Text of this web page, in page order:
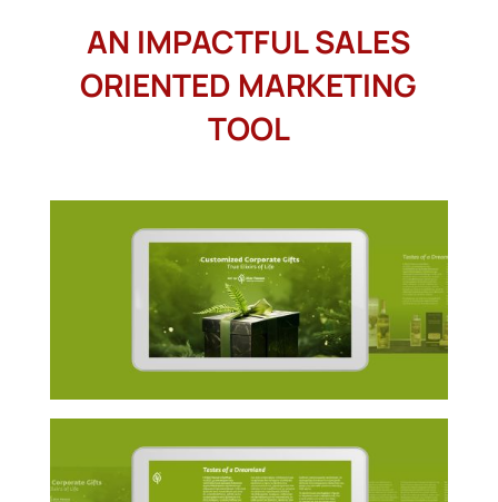
AN IMPACTFUL SALES
ORIENTED MARKETING
TOOL